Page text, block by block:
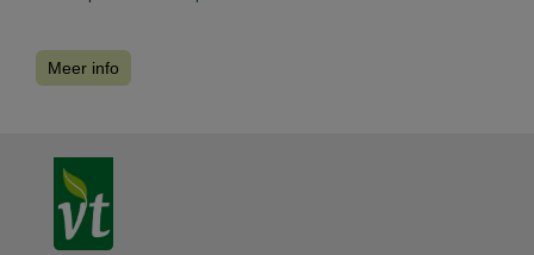
Meer info